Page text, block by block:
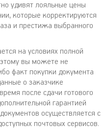
удивят лояльные цены
которые корректируются
и престижа выбранного
на условиях полной
вы можете не
факт покупки документа
о заказчике
после сдачи готового
гарантией
осуществляется с
почтовых сервисов.